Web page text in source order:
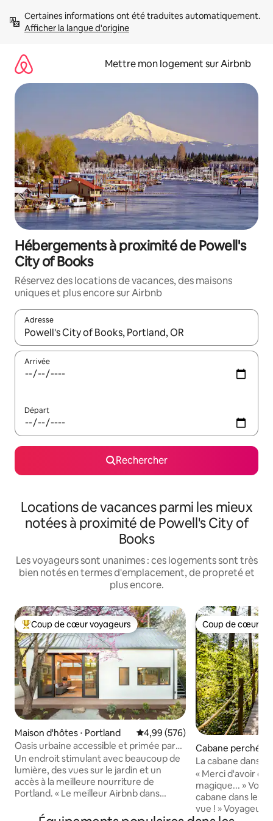
directement
Afficher la langue d'origine
Mettre mon logement sur Airbnb
Hébergements à proximité de Powell's
City of Books
Réservez des locations de vacances, des maisons
uniques et plus encore sur Airbnb
Adresse
Lorsque les résultats s'affichent, utilisez les flèches vers le
Arrivée
Départ
Rechercher
Locations de vacances parmi les mieux
notées à proximité de Powell's City of
Books
Les voyageurs sont unanimes : ces logements sont très
bien notés en termes d'emplacement, de propreté et
plus encore.
Coups de cœur voyageurs les plus appréciés
Coup de cœur voyageurs
Maison d'hôtes ⋅ Portland Évaluation moyenne sur la
4,99 (576)
Oasis urbaine accessible et primée par
l'AIA
Un endroit stimulant avec beaucoup de
lumière, des vues sur le jardin et un
accès à la meilleure nourriture de
Portland. « Le meilleur Airbnb dans
commentaire fréquent des voyageurs. -
Coup de cœur
Coup de cœur
Cabane perchée
La cabane dans
les rêves
« Merci d'avoir
magique... » Voyageur
cabane dans les
vue ! » Voyageur récent